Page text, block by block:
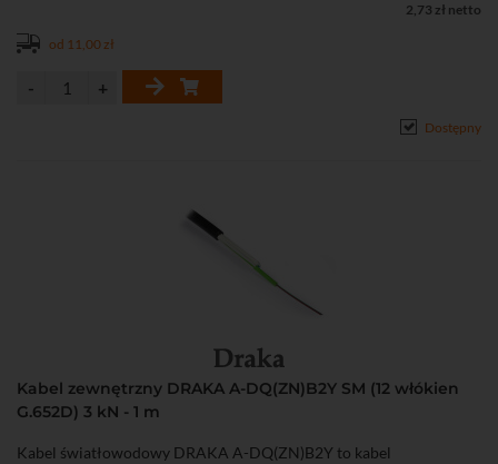
• Włókna w powłoce o średnicy 250 μm
• Klasa CPR: Fca
2,73 zł netto
od 11,00 zł
Dostępny
Kabel zewnętrzny DRAKA A-DQ(ZN)B2Y SM (12 włókien
G.652D) 3 kN - 1 m
Kabel światłowodowy DRAKA A-DQ(ZN)B2Y to kabel